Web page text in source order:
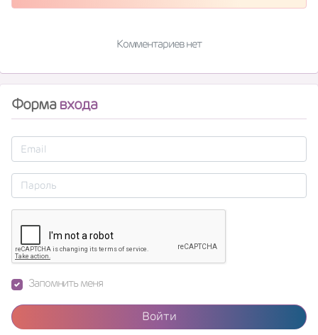
Комментариев нет
Формавхода
Запомнить меня
Войти